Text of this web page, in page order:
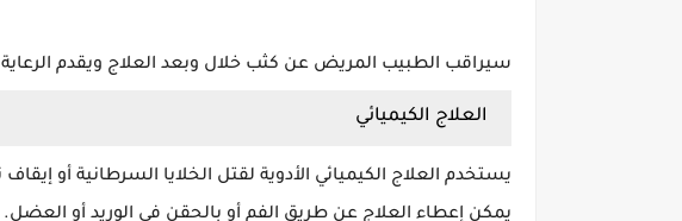
سيراقب الطبيب المريض عن كثب خلال وبعد العلاج ويقدم الرعاية
العلاج الكيميائي
يستخدم العلاج الكيميائي الأدوية لقتل الخلايا السرطانية أو إيقاف
يمكن إعطاء العلاج عن طريق الفم أو بالحقن في الوريد أو